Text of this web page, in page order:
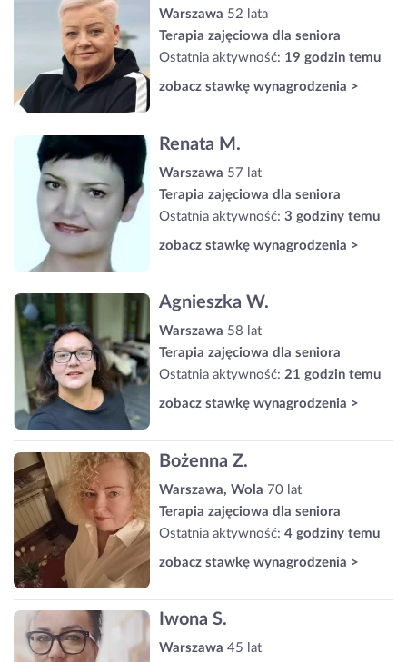
Warszawa 52 lata
Terapia zajęciowa dla seniora
Ostatnia aktywność: 19 godzin temu
zobacz stawkę wynagrodzenia >
Renata M.
Warszawa 57 lat
Terapia zajęciowa dla seniora
Ostatnia aktywność: 3 godziny temu
zobacz stawkę wynagrodzenia >
Agnieszka W.
Warszawa 58 lat
Terapia zajęciowa dla seniora
Ostatnia aktywność: 21 godzin temu
zobacz stawkę wynagrodzenia >
Bożenna Z.
Warszawa, Wola 70 lat
Terapia zajęciowa dla seniora
Ostatnia aktywność: 4 godziny temu
zobacz stawkę wynagrodzenia >
Iwona S.
Warszawa 45 lat